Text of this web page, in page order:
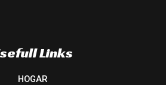
Links
HOGAR